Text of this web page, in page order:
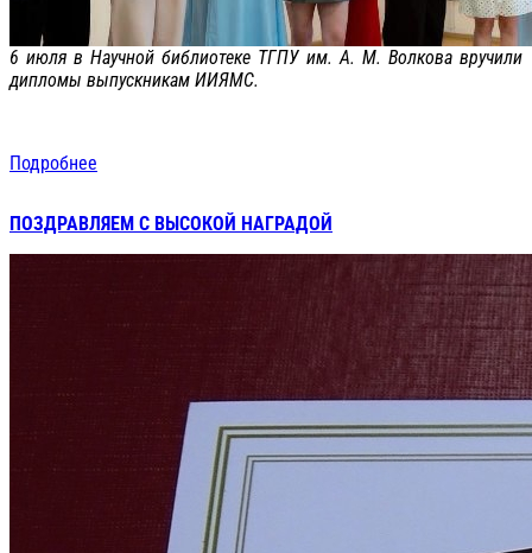
6 июля в Научной библиотеке ТГПУ им. А. М. Волкова вручили
дипломы выпускникам ИИЯМС.
Подробнее
ПОЗДРАВЛЯЕМ С ВЫСОКОЙ НАГРАДОЙ